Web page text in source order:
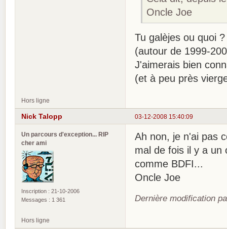
Oncle Joe
Tu galèjes ou quoi
(autour de 1999-
J'aimerais bien
(et à peu près
Hors ligne
03-12-2008 15:40:09
Nick Talopp
Un parcours d'exception... RIP
cher ami
Inscription : 21-10-2006
Messages : 1 361
Ah non, je n'ai pas
mal de fois il y a un
comme BDFI...
Oncle Joe
Dernière modification
Hors ligne